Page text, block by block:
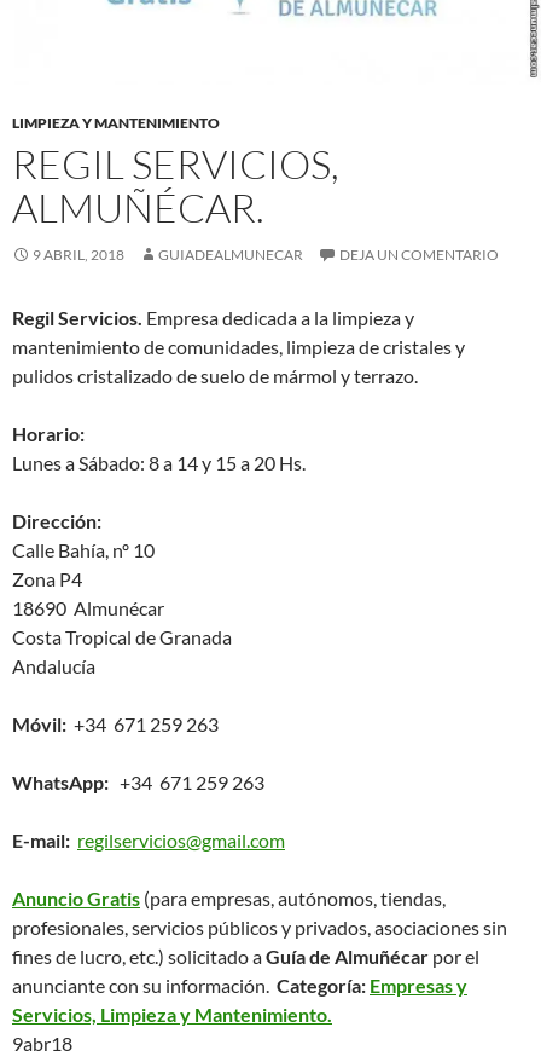
LIMPIEZA Y MANTENIMIENTO
REGIL SERVICIOS,
ALMUÑÉCAR.
9 ABRIL, 2018 GUIADEALMUNECAR DEJA UN COMENTARIO
Regil Servicios. Empresa dedicada a la limpieza y
mantenimiento de comunidades, limpieza de cristales y
pulidos cristalizado de suelo de mármol y terrazo.
Horario:
Lunes a Sábado: 8 a 14 y 15 a 20 Hs.
Dirección:
Calle Bahía, nº 10
Zona P4
18690 Almunécar
Costa Tropical de Granada
Andalucía
Móvil: +34 671 259 263
WhatsApp: +34 671 259 263
E-mail: regilservicios@gmail.com
Anuncio Gratis (para empresas, autónomos, tiendas,
profesionales, servicios públicos y privados, asociaciones sin
fines de lucro, etc.) solicitado aGuía de Almuñécar por el
anunciante con su información. Categoría: Empresas y
Servicios, Limpieza y Mantenimiento.
9abr18